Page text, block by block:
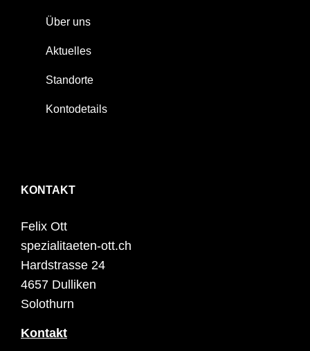
Über uns
Aktuelles
Standorte
Kontodetails
KONTAKT
Felix Ott
spezialitaeten-ott.ch
Hardstrasse 24
4657 Dulliken
Solothurn
Kontakt